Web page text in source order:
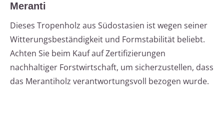
Meranti
Dieses Tropenholz aus Südostasien ist wegen seiner
Witterungsbeständigkeit und Formstabilität beliebt.
Achten Sie beim Kauf auf Zertifizierungen
nachhaltiger Forstwirtschaft, um sicherzustellen, dass
das Merantiholz verantwortungsvoll bezogen wurde.